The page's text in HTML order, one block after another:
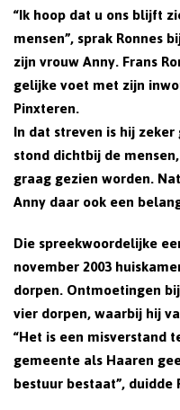
“Ik hoop dat u ons blijft
mensen”, sprak Ronnes
zijn vrouw Anny. Frans
gelijke voet met zijn
Pinxteren.
In dat streven is hij
stond dichtbij de
graag gezien worden.
Anny daar ook een
Die spreekwoordelijke
november 2003
dorpen. Ontmoetingen
vier dorpen, waarbij hij
“Het is een misverstand
gemeente als Haaren
bestuur bestaat”, duidde